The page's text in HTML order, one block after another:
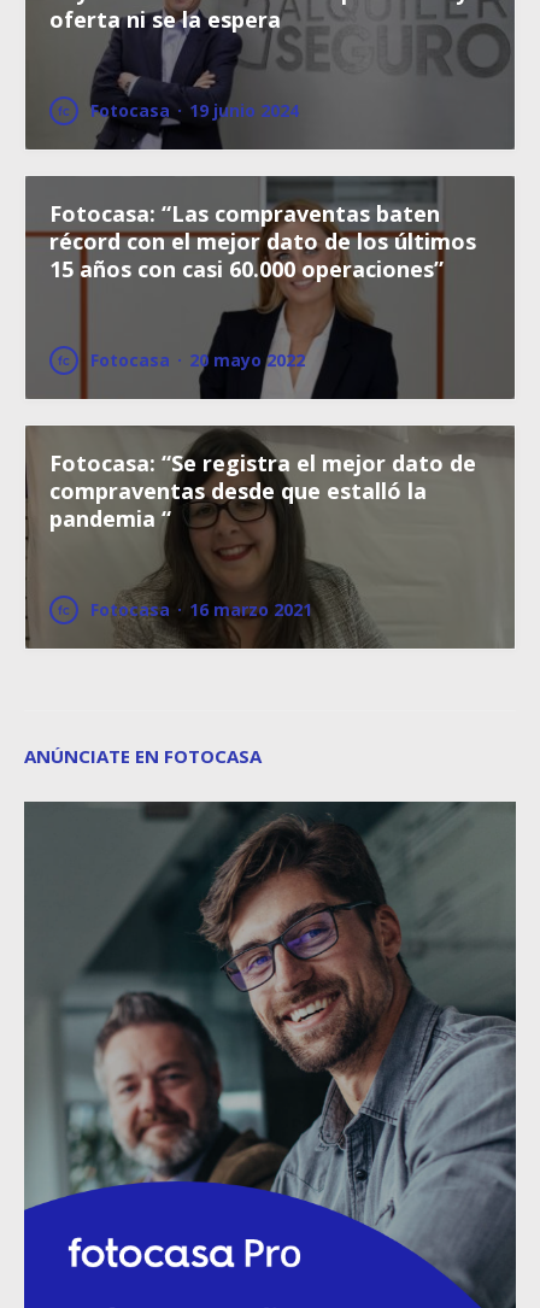
oferta ni se la espera
Fotocasa · 19 junio 2024
Fotocasa: “Las compraventas baten
récord con el mejor dato de los últimos
15 años con casi 60.000 operaciones”
Fotocasa · 20 mayo 2022
Fotocasa: “Se registra el mejor dato de
compraventas desde que estalló la
pandemia “
Fotocasa · 16 marzo 2021
ANÚNCIATE EN FOTOCASA